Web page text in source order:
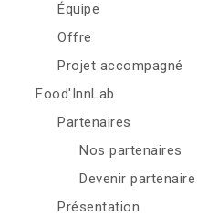
Équipe
Offre
Projet accompagné
Food'InnLab
Partenaires
Nos partenaires
Devenir partenaire
Présentation